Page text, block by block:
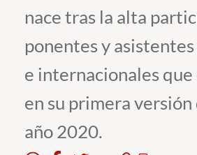
Pregrado
Postgrado
Formación Continua
Estudiantes
Académicos
nace tras la alta
ponentes y
e internacionales
en su primera
año 2020.